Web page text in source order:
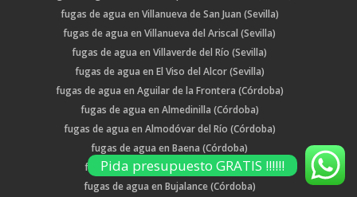
fugas de agua en Villanueva de San Juan (Sevilla)
fugas de agua en Villanueva del Ariscal (Sevilla)
fugas de agua en Villaverde del Río (Sevilla)
fugas de agua en El Viso del Alcor (Sevilla)
fugas de agua en Aguilar de la Frontera (Córdoba)
fugas de agua en Almedinilla (Córdoba)
fugas de agua en Almodóvar del Río (Córdoba)
fugas de agua en Baena (Córdoba)
fugas de agua en Benamejí (Córdoba)
fugas de agua en Bujalance (Córdoba)
Pida presupuesto GRATIS !!!!!!